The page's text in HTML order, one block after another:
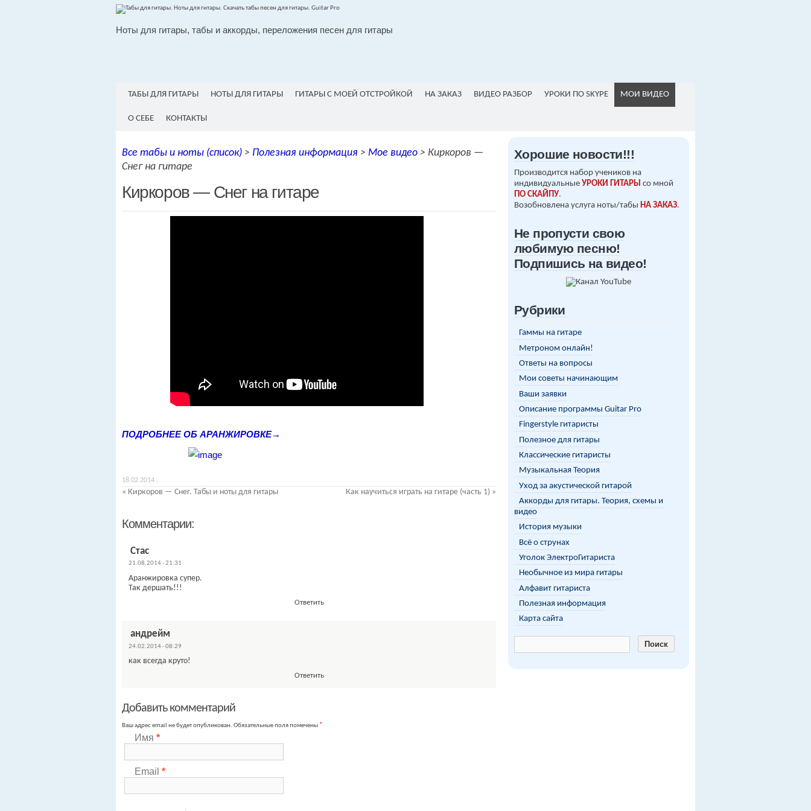
Ноты для гитары, табы и аккорды, переложения песен для гитары
ТАБЫ ДЛЯ ГИТАРЫ НОТЫ ДЛЯ ГИТАРЫ ГИТАРЫ С МОЕЙ ОТСТРОЙКОЙ НА ЗАКАЗ ВИДЕО РАЗБОР УРОКИ ПО SKYPE МОИ ВИДЕО
О СЕБЕ КОНТАКТЫ
Все табы и ноты (список) > Полезная информация > Мое видео > Киркоров —
Снег на гитаре
Киркоров — Снег на гитаре
ПОДРОБНЕЕ ОБ АРАНЖИРОВКЕ→
18.02.2014 .
« Киркоров — Снег. Табы и ноты для гитары Как научиться играть на гитаре (часть 1) »
Комментарии:
Стас
21.08.2014 - 21:31
Аранжировка супер.
Так дершать!!!
Ответить
андрейм
24.02.2014 - 08:29
как всегда круто!
Ответить
Добавить комментарий
Ваш адрес email не будет опубликован. Обязательные поля помечены *
Имя *
Email *
Хорошие новости!!!
Производится набор учеников на
индивидуальные УРОКИ ГИТАРЫ со мной
ПО СКАЙПУ.
Возобновлена услуга ноты/табы НА ЗАКАЗ.
Не пропусти свою
любимую песню!
Подпишись на видео!
Рубрики
Гаммы на гитаре
Метроном онлайн!
Ответы на вопросы
Мои советы начинающим
Ваши заявки
Описание программы Guitar Pro
Fingerstyle гитаристы
Полезное для гитары
Классические гитаристы
Музыкальная Теория
Уход за акустической гитарой
Аккорды для гитары. Теория, схемы и
видео
История музыки
Всё о струнах
Уголок ЭлектроГитариста
Необычное из мира гитары
Алфавит гитариста
Полезная информация
Карта сайта